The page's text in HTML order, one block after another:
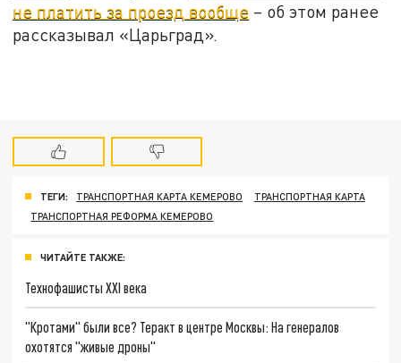
не платить за проезд вообще – об этом ранее
рассказывал «Царьград».
ТЕГИ: ТРАНСПОРТНАЯ КАРТА КЕМЕРОВО
ТРАНСПОРТНАЯ КАРТА
ТРАНСПОРТНАЯ РЕФОРМА КЕМЕРОВО
ЧИТАЙТЕ ТАКЖЕ:
Технофашисты XXI века
"Кротами" были все? Теракт в центре Москвы: На генералов
охотятся "живые дроны"